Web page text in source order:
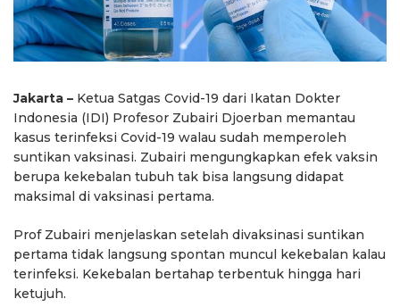
Jakarta – Ketua Satgas Covid-19 dari Ikatan Dokter
Indonesia (IDI) Profesor Zubairi Djoerban memantau
kasus terinfeksi Covid-19 walau sudah memperoleh
suntikan vaksinasi. Zubairi mengungkapkan efek vaksin
berupa kekebalan tubuh tak bisa langsung didapat
maksimal di vaksinasi pertama.
Prof Zubairi menjelaskan setelah divaksinasi suntikan
pertama tidak langsung spontan muncul kekebalan kalau
terinfeksi. Kekebalan bertahap terbentuk hingga hari
ketujuh.